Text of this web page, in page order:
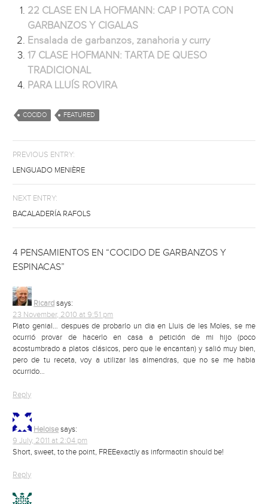
22 CLASE EN LA HOFMANN: CAP I POTA CON
GARBANZOS Y CIGALAS
Ensalada de garbanzos, zanahoria y curry
17 CLASE HOFMANN: TARTA DE QUESO
TRADICIONAL
PARA LLUÍS ROVIRA
COCIDO FEATURED
PREVIOUS ENTRY:
LENGUADO MENIÈRE
NEXT ENTRY:
BACALADERÍA RAFOLS
4 PENSAMIENTOS EN “COCIDO DE GARBANZOS Y
ESPINACAS”
Ricard says:
23 November, 2010 at 9:51 pm
Plato genial… despues de probarlo un dia en Lluis de les Moles, se me
ocurrió provar de hacerlo en casa a petición de mi hijo (poco
acostumbrado a platos clásicos, pero que le encantan) y salió muy bien,
pero de tu receta, voy a utilizar las almendras, que no se me habia
ocurrido…
Reply
Heloise says:
9 July, 2011 at 2:04 pm
Short, sweet, to the point, FREEexactly as informaotin should be!
Reply